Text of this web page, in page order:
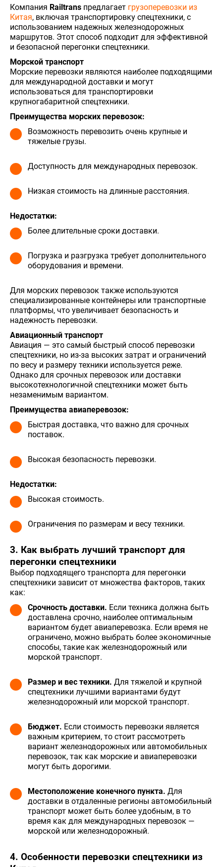
Компания Railtrans предлагает грузоперевозки из
Китая, включая транспортировку спецтехники, с
использованием надежных железнодорожных
маршрутов. Этот способ подходит для эффективной
и безопасной перегонки спецтехники.
Морской транспорт
Морские перевозки являются наиболее подходящими
для международной доставки и могут
использоваться для транспортировки
крупногабаритной спецтехники.
Преимущества морских перевозок:
Возможность перевозить очень крупные и
тяжелые грузы.
Доступность для международных перевозок.
Низкая стоимость на длинные расстояния.
Недостатки:
Более длительные сроки доставки.
Погрузка и разгрузка требует дополнительного
оборудования и времени.
Для морских перевозок также используются
специализированные контейнеры или транспортные
платформы, что увеличивает безопасность и
надежность перевозки.
Авиационный транспорт
Авиация — это самый быстрый способ перевозки
спецтехники, но из-за высоких затрат и ограничений
по весу и размеру техники используется реже.
Однако для срочных перевозок или доставки
высокотехнологичной спецтехники может быть
незаменимым вариантом.
Преимущества авиаперевозок:
Быстрая доставка, что важно для срочных
поставок.
Высокая безопасность перевозки.
Недостатки:
Высокая стоимость.
Ограничения по размерам и весу техники.
3. Как выбрать лучший транспорт для
перегонки спецтехники
Выбор подходящего транспорта для перегонки
спецтехники зависит от множества факторов, таких
как:
Срочность доставки. Если техника должна быть
доставлена срочно, наиболее оптимальным
вариантом будет авиаперевозка. Если время не
ограничено, можно выбрать более экономичные
способы, такие как железнодорожный или
морской транспорт.
Размер и вес техники. Для тяжелой и крупной
спецтехники лучшими вариантами будут
железнодорожный или морской транспорт.
Бюджет. Если стоимость перевозки является
важным критерием, то стоит рассмотреть
вариант железнодорожных или автомобильных
перевозок, так как морские и авиаперевозки
могут быть дорогими.
Местоположение конечного пункта. Для
доставки в отдаленные регионы автомобильный
транспорт может быть более удобным, в то
время как для международных перевозок —
морской или железнодорожный.
4. Особенности перевозки спецтехники из